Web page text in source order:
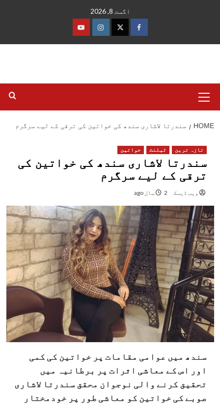
اگست 8, 2026
فیس
ٹوئٹرانسٹاگرام
یوٹیوب
Menu
HOME سندرتا لاشاری سندھ کی خواتین کی ترقی کے لیے سرگرم
تازہ ترین ٹیلنٹ خواتین
سندرتا لاشاری سندھ کی خواتین کی
ترقی کے لیے سرگرم
ویب ڈیسک 2 سال ago
سندھ میں عوامی مقامات پر خواتین کی کمی
اور اس کے معاشی اثرات پر برطانیہ میں
تحقیق کرنے والی نوجوان محقق سندرتا لاشاری
صوبے کی خواتین کو معاشی طور پر خودمختار